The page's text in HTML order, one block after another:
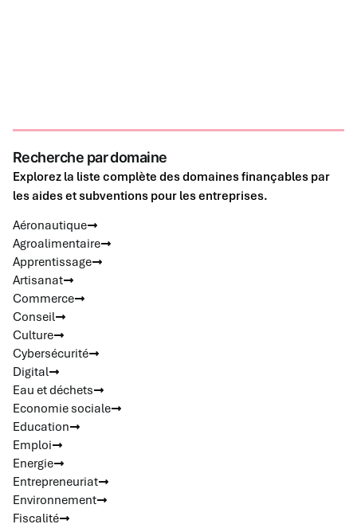
Recherche par domaine
Explorez la liste complète des domaines finançables par
les aides et subventions pour les entreprises.
Aéronautique
Agroalimentaire
Apprentissage
Artisanat
Commerce
Conseil
Culture
Cybersécurité
Digital
Eau et déchets
Economie sociale
Education
Emploi
Energie
Entrepreneuriat
Environnement
Fiscalité